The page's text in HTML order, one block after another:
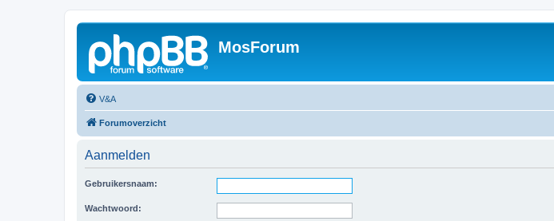
MosForum
V&A
Forumoverzicht
Aanmelden
Gebruikersnaam:
Wachtwoord: